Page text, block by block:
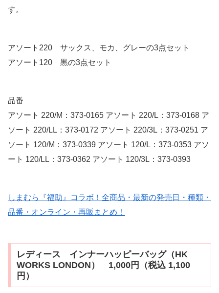
す。
アソート220 サックス、モカ、グレーの3点セット
アソート120 黒の3点セット
品番
アソート 220/M：373-0165 アソート 220/L：373-0168 ア
ソート 220/LL：373-0172 アソート 220/3L：373-0251 ア
ソート 120/M：373-0339 アソート 120/L：373-0353 アソ
ート 120/LL：373-0362 アソート 120/3L：373-0393
しまむら『福助』コラボ！全商品・最新の発売日・種類・
品番・オンライン・再販まとめ！
レディース インナーハッピーバッグ（HK
WORKS LONDON） 1,000円（税込 1,100
円）